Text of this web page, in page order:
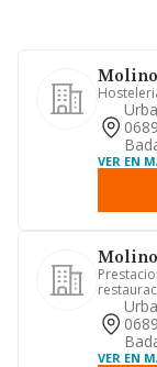
VER EN
VER EN